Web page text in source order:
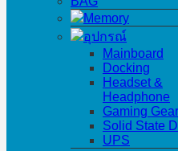
Memory
อุปกรณ์
Mainboard
Docking
Headset &
Headphone
Gaming Gear
Solid State
UPS